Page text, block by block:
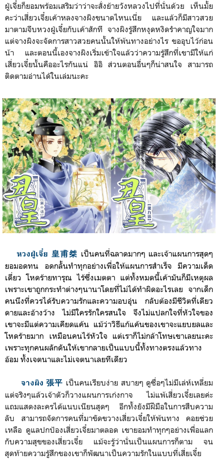
ฝู่เจี๋ยก็ยอมพร้อมเสริมว่าว่าจะสั่งย้ายวังหลวงไปที่นั่นด้วย เห็นมั้ย
คะว่าเสี่ยวเจี๋ยเค้าหลงจางผิงขนาดไหนเนี่ย และแล้วก็มีสาวสวย
มาตามจีบหวงฝู่เจี๋ยกับเค้าสักที จางผิงรู้สึกหงุดหงิดรำคาญใจมาก
แต่จางผิงจะจัดการสาวสวยคนนั้นให้พ้นทางอย่างไร ขออุบไว้ก่อน
น้า และตอนนี้เองจางผิงเริ่มเข้าใจแล้วว่าความรู้สึกที่เขามีให้แก่
เสี่ยวเจี๋ยนั้นคืออะไรกันแน่ อิอิ ส่วนตอนอื่นๆก็น่าสนใจ สามารถ
ติดตามอ่านได้ในเล่มนะคะ
หวงฝู่เจี๋ย 皇甫桀 เป็นคนที่ฉลาดมากๆ และเจ้าแผนการสุดๆ
ยอมอดทน อดกลั้นทำทุกอย่างเพื่อให้แผนการสำเร็จ มีความเด็ด
เดี่ยว โหดร้ายทารุณ ไร้ซึ่งเมตตา แต่ทั้งหมดนี้เค้ามันก็มีเหตุผล
เพราะเขาถูกกระทำต่างๆนานาโดยที่ไม่ได้ทำผิดอะไรเลย จากเด็ก
คนนึงที่ควรได้รับความรักและความอบอุ่น กลับต้องมีชีวิตที่เดียว
ดายและอ้างว้าง ไม่มีใครรักใครสนใจ จึงไม่แปลกใจที่หัวใจของ
เขาจะมีแต่ความเคียดแค้น แม้ว่าวิธีแก้แค้นของเขาจะแยบยลและ
โหดร้ายมาก เหมือนคนไร้หัวใจ แต่เราก็ไม่กล้าโทษเขาเลยนะคะ
เพราะทุกคนผลักดันให้เขากลายเป็นแบบนี้ทั้งทางตรงแล้วทาง
อ้อม ทั้งเจตนาและไม่เจตนาเลยทีเดียว
จางผิง 張平 เป็นคนเรียบง่าย สบายๆ ดูซื่อๆไม่มีเล่ห์เหลี่ยม
แต่จริงๆแล้วเจ้าตัวก็วางแผนการเก่งกาจ ไม่แพ้เสี่ยวเจี๋ยเลยค่ะ
แถมแสดงละครได้แนบเนียนสุดๆ อีกทั้งยังมีฝีมือในการสืบความ
ลับ สามารถจัดการคนที่มาขัดขวางเสี่ยวเจี๋ยให้พ้นทาง คอยช่วย
เหลือ ดูแลปกป้องเสี่ยวเจี๋ยมาตลอด เขายอมทำทุกๆอย่างเพื่อแลก
กับความสุขของเสี่ยวเจี๋ย แม้จะรู้ว่านั่นเป็นแผนการก็ตาม จน
สุดท้ายความรู้สึกของเขาก็พัฒนาเป็นความรักในแบบที่เสี่ยเจี๋ย